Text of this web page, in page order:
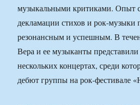
музыкальными критиками. Опыт
декламации стихов и рок-музыки
резонансным и успешным. В
Вера и ее музыканты
нескольких концертах, среди
дебют группы на рок-фестивале